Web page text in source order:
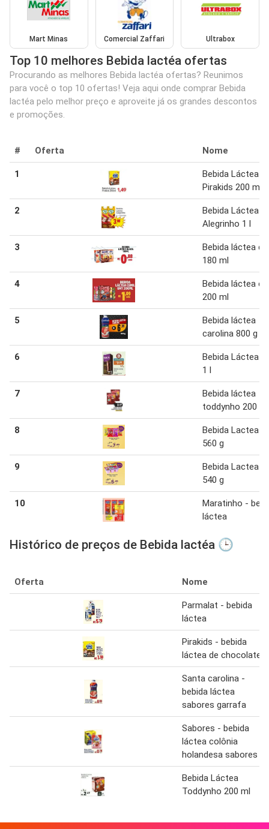
Mart Minas Comercial Zaffari Ultrabox
Top 10 melhores Bebida lactéa ofertas
Procurando as melhores Bebida lactéa ofertas? Reunimos
para você o top 10 ofertas! Veja aqui onde comprar Bebida
lactéa pelo melhor preço e aproveite já os grandes descontos
e promoções.
# Oferta Nome
1
Bebida Láctea
Pirakids 200 ml
2
Bebida Láctea
Alegrinho 1 l
3
Bebida láctea
180 ml
4
Bebida láctea
200 ml
5
Bebida láctea
carolina 800 g
6
Bebida Láctea
1 l
7
Bebida láctea
toddynho 200 ml
8
Bebida Lactea
560 g
9
Bebida Lactea
540 g
10
Maratinho -
láctea
Histórico de preços de Bebida lactéa 🕒
Oferta Nome
Parmalat - bebida
láctea
Pirakids - bebida
láctea de chocolate
Santa carolina -
bebida láctea
sabores garrafa
Sabores - bebida
láctea colônia
holandesa sabores
Bebida Láctea
Toddynho 200 ml